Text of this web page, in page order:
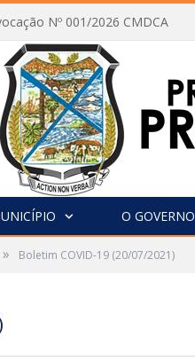
Nº 001/2026 CMDCA
O GOVERNO
» Boletim COVID-19 (20/07/2021)